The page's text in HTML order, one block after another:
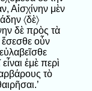
Αἰσχίνην μὲν
〈δὲ〉
δὲ πρὸς τὰ
οὖν
ἐμὲ περὶ
τὸ